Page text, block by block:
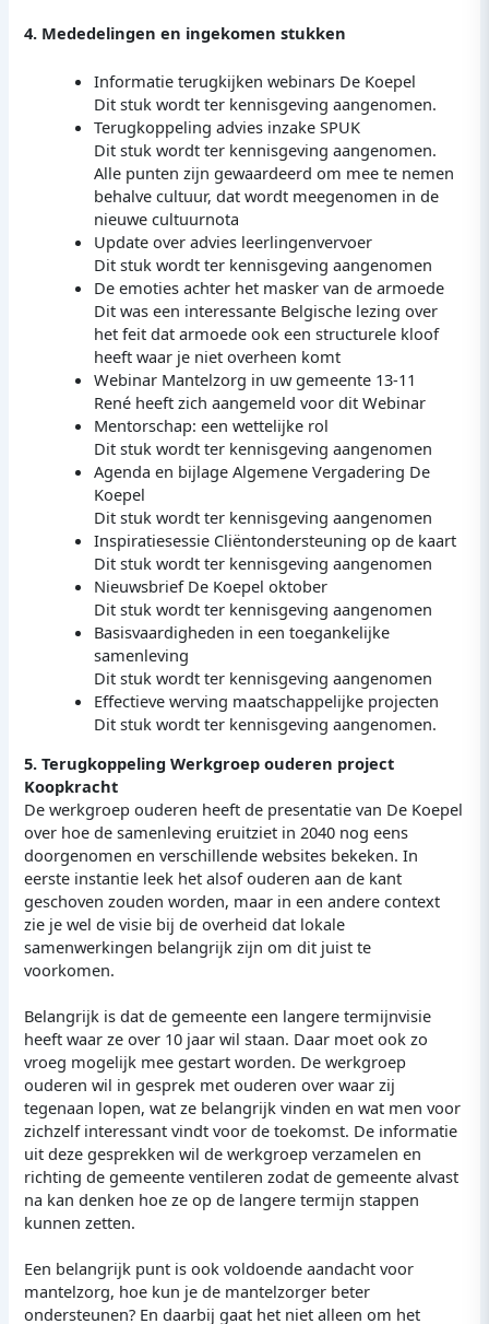
4. Mededelingen en ingekomen stukken
Informatie terugkijken webinars De Koepel
Dit stuk wordt ter kennisgeving aangenomen.
Terugkoppeling advies inzake SPUK
Dit stuk wordt ter kennisgeving aangenomen.
Alle punten zijn gewaardeerd om mee te nemen
behalve cultuur, dat wordt meegenomen in de
nieuwe cultuurnota
Update over advies leerlingenvervoer
Dit stuk wordt ter kennisgeving aangenomen
De emoties achter het masker van de armoede
Dit was een interessante Belgische lezing over
het feit dat armoede ook een structurele kloof
heeft waar je niet overheen komt
Webinar Mantelzorg in uw gemeente 13-11
René heeft zich aangemeld voor dit Webinar
Mentorschap: een wettelijke rol
Dit stuk wordt ter kennisgeving aangenomen
Agenda en bijlage Algemene Vergadering De
Koepel
Dit stuk wordt ter kennisgeving aangenomen
Inspiratiesessie Cliëntondersteuning op de kaart
Dit stuk wordt ter kennisgeving aangenomen
Nieuwsbrief De Koepel oktober
Dit stuk wordt ter kennisgeving aangenomen
Basisvaardigheden in een toegankelijke
samenleving
Dit stuk wordt ter kennisgeving aangenomen
Effectieve werving maatschappelijke projecten
Dit stuk wordt ter kennisgeving aangenomen.
5. Terugkoppeling Werkgroep ouderen project
Koopkracht
De werkgroep ouderen heeft de presentatie van De Koepel
over hoe de samenleving eruitziet in 2040 nog eens
doorgenomen en verschillende websites bekeken. In
eerste instantie leek het alsof ouderen aan de kant
geschoven zouden worden, maar in een andere context
zie je wel de visie bij de overheid dat lokale
samenwerkingen belangrijk zijn om dit juist te
voorkomen.
Belangrijk is dat de gemeente een langere termijnvisie
heeft waar ze over 10 jaar wil staan. Daar moet ook zo
vroeg mogelijk mee gestart worden. De werkgroep
ouderen wil in gesprek met ouderen over waar zij
tegenaan lopen, wat ze belangrijk vinden en wat men voor
zichzelf interessant vindt voor de toekomst. De informatie
uit deze gesprekken wil de werkgroep verzamelen en
richting de gemeente ventileren zodat de gemeente alvast
na kan denken hoe ze op de langere termijn stappen
kunnen zetten.
Een belangrijk punt is ook voldoende aandacht voor
mantelzorg, hoe kun je de mantelzorger beter
ondersteunen? En daarbij gaat het niet alleen om het